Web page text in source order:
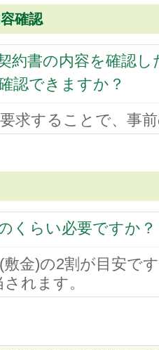
確認
約書の内容を確認
認できますか？
求することで、事
くらい必要ですか？
金)の2割が目安で
れます。